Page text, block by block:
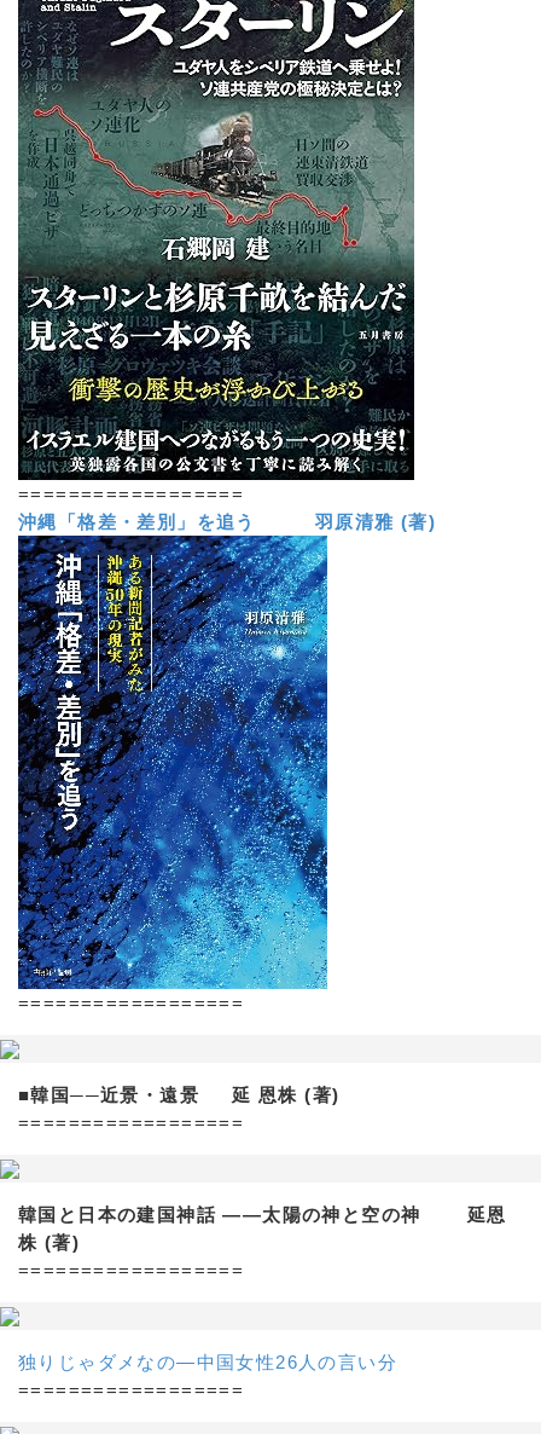
==================
沖縄「格差・差別」を追う 羽原清雅 (著)
==================
■韓国──近景・遠景 延 恩株 (著)
==================
韓国と日本の建国神話 ——太陽の神と空の神 延恩
株 (著)
==================
独りじゃダメなの―中国女性26人の言い分
==================